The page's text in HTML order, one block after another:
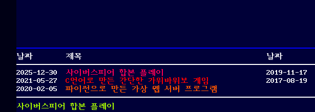
날짜 제목 날짜
2025-12-30
사이버스피어 합본 플레이
2021-05-27
C언어로 만든 간단한 가위바위보 게임
2020-02-05
파이썬으로 만든 가상 웹 서버 프로그램
2019-11-17
2017-08-19
사이버스피어 합본 플레이